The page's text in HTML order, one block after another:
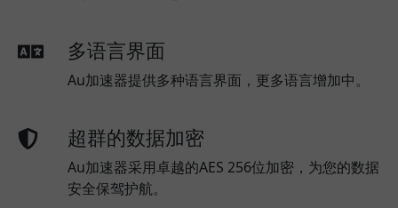
多语言界面
Au加速器提供多种语言界面，更多语言增加中。
超群的数据加密
Au加速器采用卓越的AES 256位加密，为您的数据
安全保驾护航。